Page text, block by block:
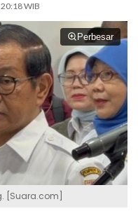
WIB
Perbesar
[Suara.com]